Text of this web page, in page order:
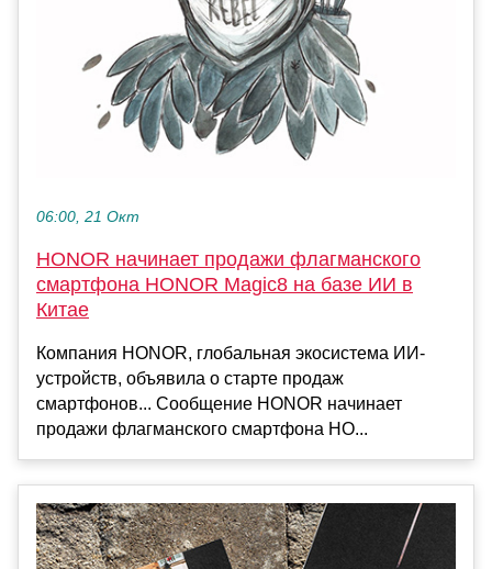
06:00, 21 Окт
HONOR начинает продажи флагманского
смартфона HONOR Magic8 на базе ИИ в
Китае
Компания HONOR, глобальная экосистема ИИ-
устройств, объявила о старте продаж
смартфонов... Сообщение HONOR начинает
продажи флагманского смартфона HO...